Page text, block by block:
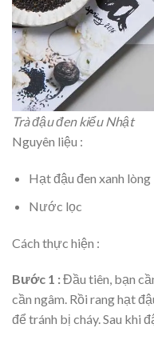
Trà đậu đen kiểu Nhật
Nguyên liệu :
Hạt đậu đen xanh lòng
Nước lọc
Cách thực hiện :
Bước 1 :Đầu tiên, bạn
cần ngâm. Rồi rang hạt
để tránh bị cháy. Sau khi